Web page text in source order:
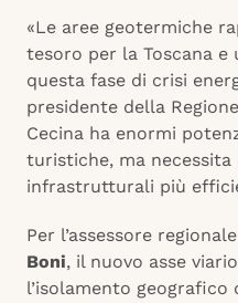
«Le aree geotermiche
tesoro per la Toscana
questa fase di crisi
presidente della Regione
Cecina ha enormi
turistiche, ma
infrastrutturali più
Per l’assessore
Boni, il nuovo asse
l’isolamento geografico